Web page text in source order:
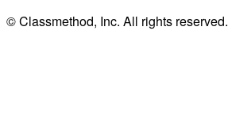
© Classmethod, Inc. All rights reserved.